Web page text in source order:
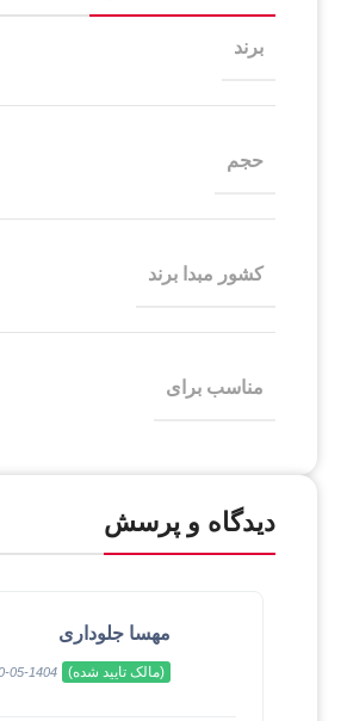
برند
حجم
کشور مبدا برند
مناسب برای
دیدگاه و پرسش
مهسا جلوداری
(مالک تایید شده) 1404-05-20